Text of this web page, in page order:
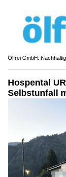
Ölfrei GmbH:
Hospental
Selbstunfall